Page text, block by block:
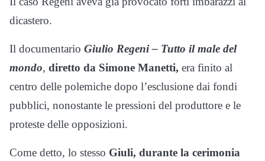
dicastero.
Il documentario Giulio Regeni – Tutto il male del
mondo, diretto da Simone Manetti, era finito al
centro delle polemiche dopo l’esclusione dai fondi
pubblici, nonostante le pressioni del produttore e le
proteste delle opposizioni.
Come detto, lo stesso Giuli, durante la cerimonia